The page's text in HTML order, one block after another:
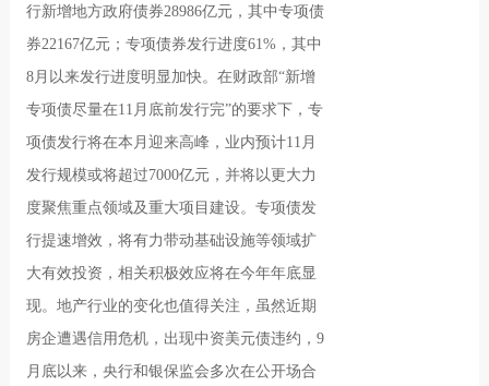
行新增地方政府债券28986亿元，其中专项债
券22167亿元；专项债券发行进度61%，其中
8月以来发行进度明显加快。在财政部“新增
专项债尽量在11月底前发行完”的要求下，专
项债发行将在本月迎来高峰，业内预计11月
发行规模或将超过7000亿元，并将以更大力
度聚焦重点领域及重大项目建设。专项债发
行提速增效，将有力带动基础设施等领域扩
大有效投资，相关积极效应将在今年年底显
现。地产行业的变化也值得关注，虽然近期
房企遭遇信用危机，出现中资美元债违约，9
月底以来，央行和银保监会多次在公开场合